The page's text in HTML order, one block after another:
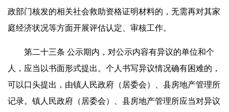
政部门核发的相关社会救助资格证明材料的，无需再对其家
庭经济状况等方面开展评估认定、审核工作。
第二十三条 公示期内，对公示内容有异议的单位和个
人，应当以书面形式提出。个人书写异议情况确有困难的，
可以口头提出，由镇人民政府（居委会）、县房地产管理所
记录。镇人民政府（居委会）、县房地产管理所应当对异议